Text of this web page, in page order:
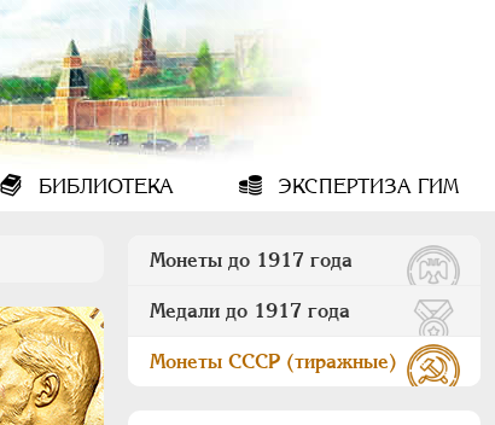
БИБЛИОТЕКА ЭКСПЕРТИЗА ГИМ
Монеты до 1917 года
Медали до 1917 года
Монеты СССР (тиражные)